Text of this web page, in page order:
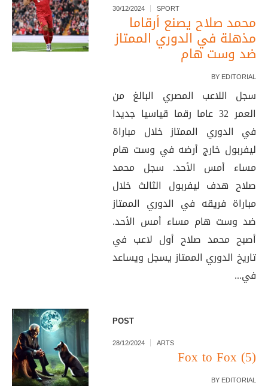
30/12/2024 SPORT
محمد صلاح يصنع أرقاما
مذهلة في الدوري الممتاز
ضد وست هام
BY EDITORIAL
سجل اللاعب المصري البالغ من
العمر 32 عاما رقما قياسيا جديدا
في الدوري الممتاز خلال مباراة
ليفربول خارج أرضه في وست هام
مساء أمس الأحد. سجل محمد
صلاح هدف ليفربول الثالث خلال
مباراة فريقه في الدوري الممتاز
ضد وست هام مساء أمس الأحد.
أصبح محمد صلاح أول لاعب في
تاريخ الدوري الممتاز يسجل ويساعد
في...
POST
28/12/2024 ARTS
Fox to Fox (5)
BY EDITORIAL